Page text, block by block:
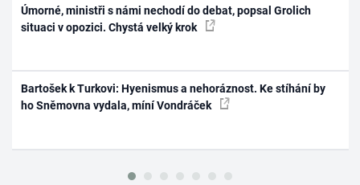
Úmorné, ministři s námi nechodí do debat, popsal Grolich
situaci v opozici. Chystá velký krok
Bartošek k Turkovi: Hyenismus a nehoráznost. Ke stíhání by
ho Sněmovna vydala, míní Vondráček